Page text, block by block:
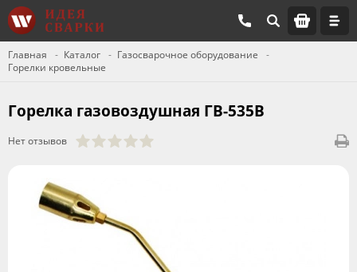
Главная Каталог
Газосварочное оборудование
Горелки кровельные
Горелка газовоздушная ГВ-535В
Нет отзывов